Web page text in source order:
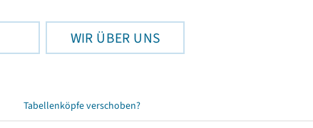
WIR ÜBER UNS
Tabellenköpfe verschoben?